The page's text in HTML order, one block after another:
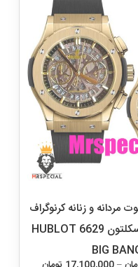
مردانه و زنانه کرنوگراف
طلایی صفحه اسکلتون 6629 HUBLOT
BIG
–
17,100,000تومانمحدوده
تا
17,100,000 تومان
گزینه‌ها
این
محصول
دارای
مختلفی
می
باشد.